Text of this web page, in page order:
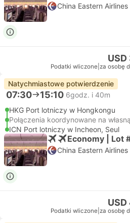
China Eastern Airlines
Podatki wliczone za osobę
Natychmiastowe potwierdzenie
07:30 15:10 6godz. i 40m
HKG Port lotniczy w Hongkongu
Połączenia koordynowane na
ICN Port lotniczy w Incheon, Seul
Economy | Lot
China Eastern Airlines
Podatki wliczone za osobę